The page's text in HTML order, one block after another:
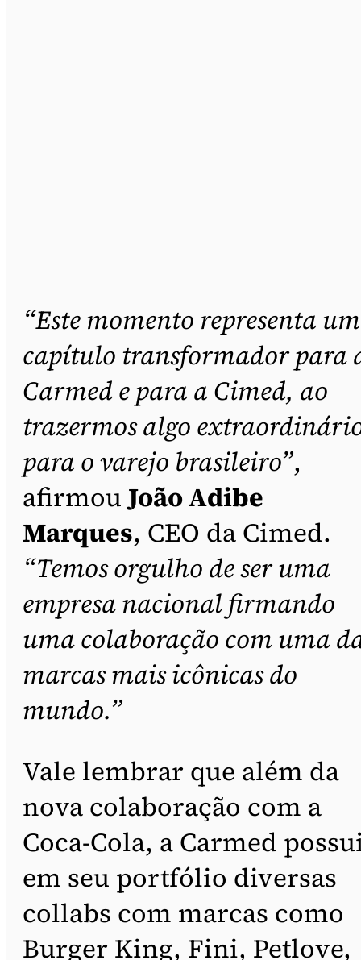
“Este momento representa um
capítulo transformador para
Carmed e para a Cimed, ao
trazermos algo
para o varejo brasileiro”,
afirmouJoão Adibe
Marques, CEO da Cimed.
“Temos orgulho de ser uma
empresa nacional firmando
uma colaboração com uma
marcas mais icônicas do
mundo.”
Vale lembrar que além da
nova colaboração com a
Coca-Cola, a Carmed
em seu portfólio diversas
collabs com marcas como
Burger King, Fini, Petlove,